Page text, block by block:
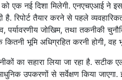
एक नई दिशा मिलेगी. एनएचएआई ने
रिपोर्ट तैयार करने से पहले
पर्यावरणीय जोखिम, तथा तकनीकी
भूमि अधिग्रहित करनी होगी,
का सहारा लिया जा रहा है.
उपकरणों से सर्वेक्षण किया